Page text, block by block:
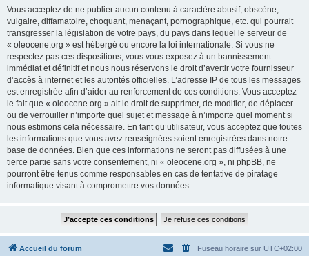
Vous acceptez de ne publier aucun contenu à caractère abusif, obscène,
vulgaire, diffamatoire, choquant, menaçant, pornographique, etc. qui pourrait
transgresser la législation de votre pays, du pays dans lequel le serveur de
« oleocene.org » est hébergé ou encore la loi internationale. Si vous ne
respectez pas ces dispositions, vous vous exposez à un bannissement
immédiat et définitif et nous nous réservons le droit d’avertir votre fournisseur
d’accès à internet et les autorités officielles. L’adresse IP de tous les messages
est enregistrée afin d’aider au renforcement de ces conditions. Vous acceptez
le fait que « oleocene.org » ait le droit de supprimer, de modifier, de déplacer
ou de verrouiller n’importe quel sujet et message à n’importe quel moment si
nous estimons cela nécessaire. En tant qu’utilisateur, vous acceptez que toutes
les informations que vous avez renseignées soient enregistrées dans notre
base de données. Bien que ces informations ne seront pas diffusées à une
tierce partie sans votre consentement, ni « oleocene.org », ni phpBB, ne
pourront être tenus comme responsables en cas de tentative de piratage
informatique visant à compromettre vos données.
Accueil du forum Fuseau horaire sur UTC+02:00